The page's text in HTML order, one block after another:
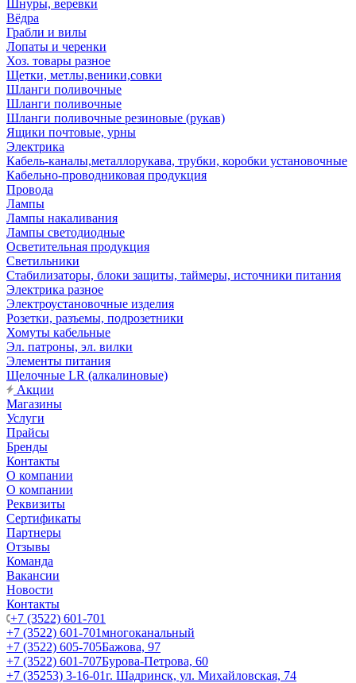
Шнуры, веревки
Вёдра
Грабли и вилы
Лопаты и черенки
Хоз. товары разное
Щетки, метлы,веники,совки
Шланги поливочные
Шланги поливочные
Шланги поливочные резиновые (рукав)
Ящики почтовые, урны
Электрика
Кабель-каналы,металлорукава, трубки, коробки установочные
Кабельно-проводниковая продукция
Провода
Лампы
Лампы накаливания
Лампы светодиодные
Осветительная продукция
Светильники
Стабилизаторы, блоки защиты, таймеры, источники питания
Электрика разное
Электроустановочные изделия
Розетки, разъемы, подрозетники
Хомуты кабельные
Эл. патроны, эл. вилки
Элементы питания
Щелочные LR (алкалиновые)
Акции
Магазины
Услуги
Прайсы
Бренды
Контакты
О компании
О компании
Реквизиты
Сертификаты
Партнеры
Отзывы
Команда
Вакансии
Новости
Контакты
+7 (3522) 601-701
+7 (3522) 601-701многоканальный
+7 (3522) 605-705Бажова, 97
+7 (3522) 601-707Бурова-Петрова, 60
+7 (35253) 3-16-01г. Шадринск, ул. Михайловская, 74